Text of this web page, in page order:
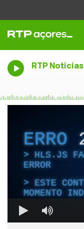
RTP
ERRO
HLS.JS
ERROR
ESTE
MOMENTO